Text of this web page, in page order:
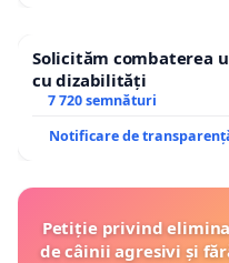
Solicităm combaterea
cu dizabilități
7 720 semnături
Notificare de
Petiție privind
de câinii agresivi și